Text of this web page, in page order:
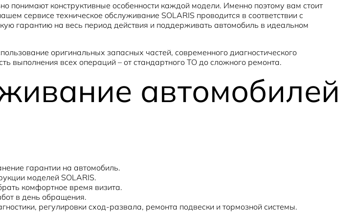
конструктивные особенности каждой модели. Именно поэтому вам стоит
сервисе техническое обслуживание SOLARIS проводится в соответствии с
гарантию на весь период действия и поддерживать автомобиль в идеальном
оригинальных запасных частей, современного диагностического
выполнения всех операций – от стандартного ТО до сложного ремонта.
автомобилей
гарантии на автомобиль.
моделей SOLARIS.
комфортное время визита.
в день обращения.
регулировки сход-развала, ремонта подвески и тормозной системы.